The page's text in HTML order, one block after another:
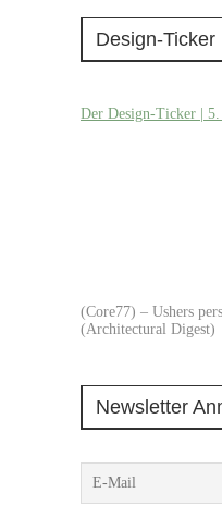
Design-Ticker
Der Design-Ticker |
(Core77) – Ushers
(Architectural Digest)
Newsletter